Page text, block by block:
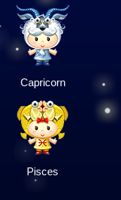
Capricorn
Pisces